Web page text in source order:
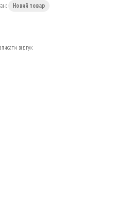
Новий товар
відгук